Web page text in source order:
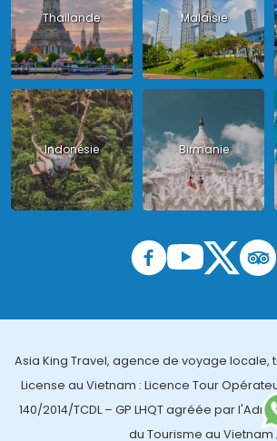
Thailande Malaisie
Indonésie Birmanie
Asia King Travel, agence de voyage locale,
License au Vietnam : Licence Tour
140/2014/TCDL – GP LHQT agréée par
du Tourisme au Vietnam ;